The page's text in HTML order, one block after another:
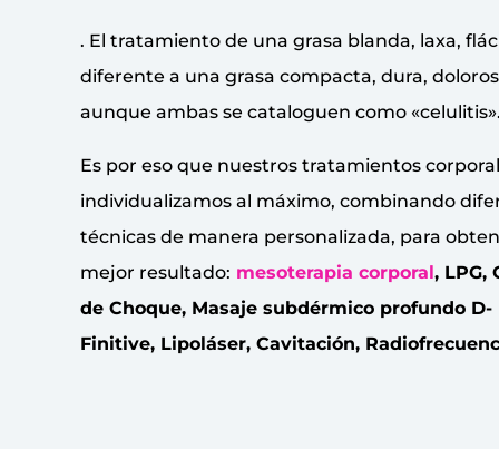
. El tratamiento de una grasa blanda, laxa,
diferente a una grasa compacta, dura,
aunque ambas se cataloguen como
Es por eso que nuestros tratamientos
individualizamos al máximo, combinando
técnicas de manera personalizada, para
mejor resultado: mesoterapia corporal, LPG,
de Choque, Masaje subdérmico profundo D-
Finitive, Lipoláser, Cavitación,